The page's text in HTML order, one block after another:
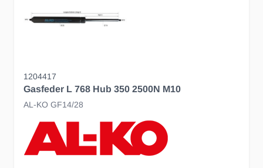
1204417
Gasfeder L 768 Hub 350 2500N M10
AL-KO GF14/28